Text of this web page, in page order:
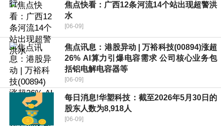
焦点快看：广西12条河流14个站出现超警洪
水
[06-09]
焦点讯息：港股异动 | 万裕科技(00894)涨超
26% AI算力引爆电容需求 公司核心业务包
括铝电解电容器等
[06-09]
每日消息!华塑科技：截至2026年5月30日的
股东人数为8,918人
[06-09]